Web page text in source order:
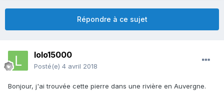
Répondre à ce sujet
lolo15000
Posté(e) 4 avril 2018
Bonjour, j'ai trouvée cette pierre dans une rivière en Auvergne.